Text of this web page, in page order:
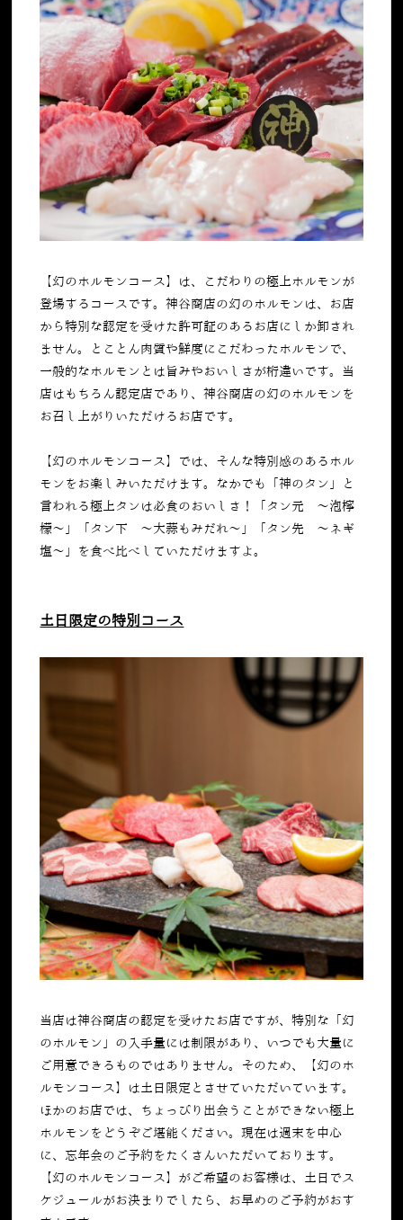
【幻のホルモンコース】は、こだわりの極上ホルモンが
登場するコースです。神谷商店の幻のホルモンは、お店
から特別な認定を受けた許可証のあるお店にしか卸され
ません。とことん肉質や鮮度にこだわったホルモンで、
一般的なホルモンとは旨みやおいしさが桁違いです。当
店はもちろん認定店であり、神谷商店の幻のホルモンを
お召し上がりいただけるお店です。
【幻のホルモンコース】では、そんな特別感のあるホル
モンをお楽しみいただけます。なかでも「神のタン」と
言われる極上タンは必食のおいしさ！「 タン元 〜泡檸
檬〜」「 タン下 〜大蒜もみだれ〜」「 タン先 〜ネギ
塩〜」を食べ比べしていただけますよ。
土日限定の特別コース
当店は神谷商店の認定を受けたお店ですが、特別な「幻
のホルモン」の入手量には制限があり、いつでも大量に
ご用意できるものではありません。そのため、【幻のホ
ルモンコース】は土日限定とさせていただいています。
ほかのお店では、ちょっぴり出会うことができない極上
ホルモンをどうぞご堪能ください。現在は週末を中心
に、忘年会のご予約をたくさんいただいております。
【幻のホルモンコース】がご希望のお客様は、土日でス
ケジュールがお決まりでしたら、お早めのご予約がおす